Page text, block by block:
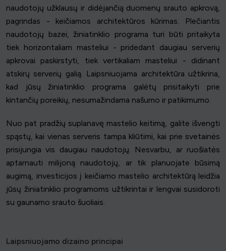
naudotojų užklausų ir didėjančią duomenų srauto apkrovą,
pagrindas - keičiamos architektūros kūrimas. Plečiantis
naudotojų bazei, žiniatinklio programa turi būti pritaikyta
tiek horizontaliam masteliui - pridedant daugiau serverių
apkrovai paskirstyti, tiek vertikaliam masteliui - didinant
atskirų serverių galią. Laipsniuojama architektūra užtikrina,
kad jūsų žiniatinklio programa galėtų prisitaikyti prie
kintančių poreikių, nesumažindama našumo ir patikimumo.
Nuo pat pradžių suplanavę mastelio keitimą, galite išvengti
spąstų, kai vienas serveris tampa kliūtimi, kai prie svetainės
prisijungia vis daugiau naudotojų. Nesvarbu, ar ruošiatės
aptarnauti milijoną naudotojų, ar tik planuojate būsimą
augimą, investicijos į keičiamo mastelio architektūrą leidžia
jūsų žiniatinklio programoms užtikrintai ir lengvai susidoroti
su gaunamo srauto šuoliais.
Laipsniuojamo dizaino principai